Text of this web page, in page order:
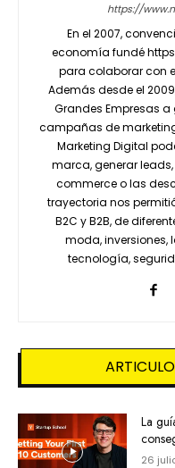
https://
En el 2007,
economía fundé
para colaborar con
Además desde el
Grandes Empresas
campañas de
Marketing Digital
marca, generar
commerce o las
trayectoria nos
B2C y B2B, de
moda,
tecnología,
La
26